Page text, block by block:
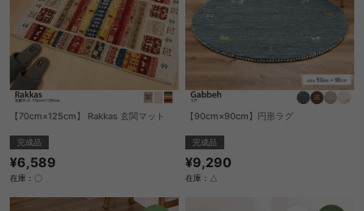
【70cm×125cm】 Rakkas 玄関マット
完成品
¥6,589
在庫：〇
【90cm×90cm】円形ラグ
完成品
¥9,290
在庫：△